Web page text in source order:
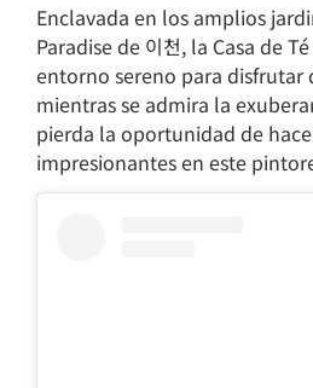
Enclavada en los amplios
Paradise de 이천, la Casa de
entorno sereno para disfrutar
mientras se admira la
pierda la oportunidad de
impresionantes en este